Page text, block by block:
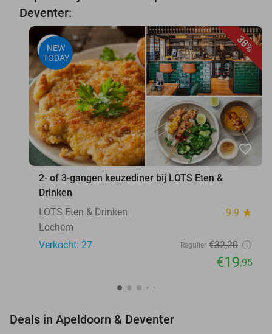
Deventer:
38%
NEW
TODAY
favorite_border
2- of 3-gangen keuzediner bij LOTS Eten &
Drinken
LOTS Eten & Drinken
9.9 star
Lochem
Verkocht: 27
Regulier €32,20
€19,95
Deals in Apeldoorn & Deventer